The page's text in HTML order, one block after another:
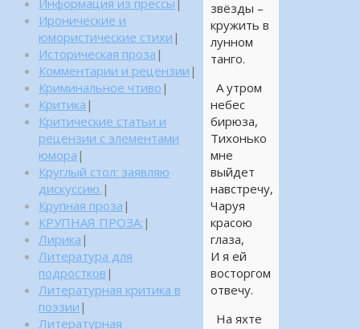
звёзды –
кружить в
лунном
танго.
А утром
небес
бирюза,
Тихонько
мне
выйдет
навстречу,
Чаруя
красою
глаза,
И я ей
восторгом
отвечу.
На яхте
Информация из прессы |
Иронические и
юмористические стихи |
Историческая проза |
Комментарии и рецензии |
Криминальное чтиво |
Критика |
Критические статьи и
рецензии с элементами
юмора |
Круглый стол: заявляю
дискуссию. |
Крупная проза |
КРУПНАЯ ПРОЗА: |
Лирика |
Литература для
подростков |
Литературная критика в
поэзии |
Литературная